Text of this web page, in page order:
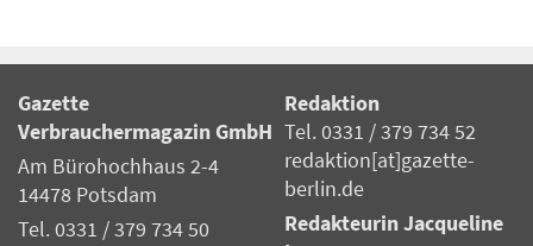
Gazette
Verbrauchermagazin GmbH
Am Bürohochhaus 2-4
14478 Potsdam
Tel. 0331 / 379 734 50
Redaktion
Tel. 0331 / 379 734 52
redaktion[at]gazette-
berlin.de
Redakteurin Jacqueline